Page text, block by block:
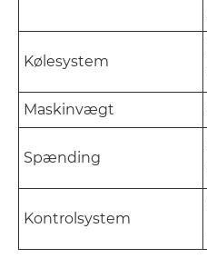
Kølesystem
Maskinvægt
Spænding
Kontrolsystem